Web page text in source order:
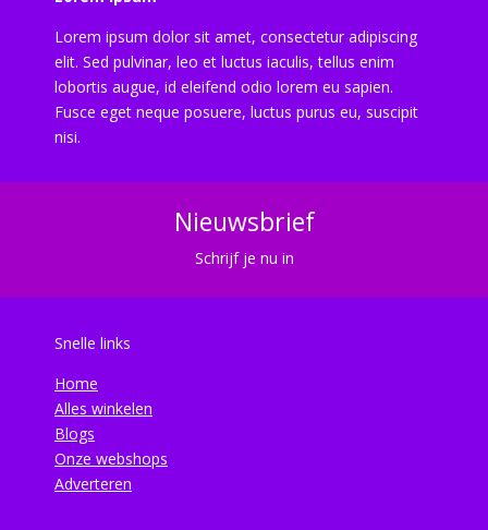
Lorem ipsum dolor sit amet, consectetur adipiscing
elit. Sed pulvinar, leo et luctus iaculis, tellus enim
lobortis augue, id eleifend odio lorem eu sapien.
Fusce eget neque posuere, luctus purus eu, suscipit
nisi.
Nieuwsbrief
Schrijf je nu in
Snelle links
Home
Alles winkelen
Blogs
Onze webshops
Adverteren